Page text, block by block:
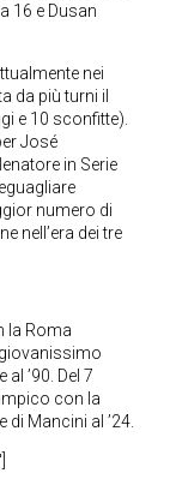
16 e Dusan
nei
da più turni il
e 10 sconfitte).
José
in Serie
numero di
nell’era dei tre
la Roma
’90. Del 7
con la
Mancini al ’24.